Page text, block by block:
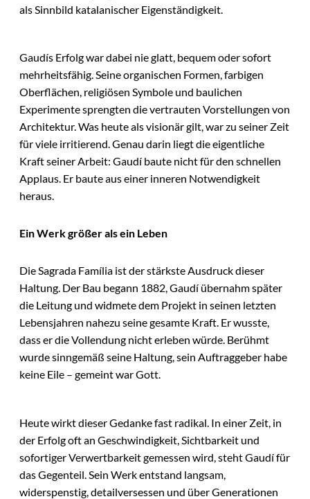
als Sinnbild katalanischer Eigenständigkeit.
Gaudís Erfolg war dabei nie glatt, bequem oder sofort
mehrheitsfähig. Seine organischen Formen, farbigen
Oberflächen, religiösen Symbole und baulichen
Experimente sprengten die vertrauten Vorstellungen von
Architektur. Was heute als visionär gilt, war zu seiner Zeit
für viele irritierend. Genau darin liegt die eigentliche
Kraft seiner Arbeit: Gaudí baute nicht für den schnellen
Applaus. Er baute aus einer inneren Notwendigkeit
heraus.
Ein Werk größer als ein Leben
Die Sagrada Família ist der stärkste Ausdruck dieser
Haltung. Der Bau begann 1882, Gaudí übernahm später
die Leitung und widmete dem Projekt in seinen letzten
Lebensjahren nahezu seine gesamte Kraft. Er wusste,
dass er die Vollendung nicht erleben würde. Berühmt
wurde sinngemäß seine Haltung, sein Auftraggeber habe
keine Eile – gemeint war Gott.
Heute wirkt dieser Gedanke fast radikal. In einer Zeit, in
der Erfolg oft an Geschwindigkeit, Sichtbarkeit und
sofortiger Verwertbarkeit gemessen wird, steht Gaudí für
das Gegenteil. Sein Werk entstand langsam,
widerspenstig, detailversessen und über Generationen